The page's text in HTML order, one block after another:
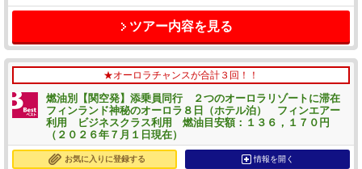
ツアー内容を見る
★オーロラチャンスが合計３回！！
燃油別【関空発】添乗員同行 ２つのオーロラリゾートに滞在
フィンランド神秘のオーロラ８日（ホテル泊） フィンエアー
利用 ビジネスクラス利用 燃油目安額：１３６，１７０円
（２０２６年７月１日現在）
お気に入りに登録する 情報を開く